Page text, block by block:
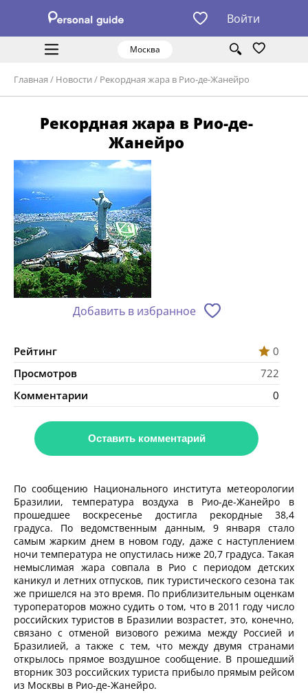
Войти
Москва
Главная / Новости / Рекордная жара в Рио-де-Жанейро
Рекордная жара в Рио-де-
Жанейро
Добавить в избранное
Рейтинг
0
Просмотров
722
Комментарии
0
Оставить комментарий
По сообщению Национального института метеорологии
Бразилии, температура воздуха в Рио-де-Жанейро в
прошедшее воскресенье достигла рекордные 38,4
градуса. По ведомственным данным, 9 января стало
самым жарким днем в новом году, даже с наступлением
ночи температура не опустилась ниже 20,7 градуса. Такая
немыслимая жара совпала в Рио с периодом детских
каникул и летних отпусков, пик туристического сезона так
же пришелся на это время. По приблизительным оценкам
туроператоров можно судить о том, что в 2011 году число
российских туристов в Бразилии возрастет, это, конечно,
связано с отменой визового режима между Россией и
Бразилией, а также с тем, что между двумя странами
открылось прямое воздушное сообщение. В прошедший
вторник 303 российских туриста прибыло прямым рейсом
из Москвы в Рио-де-Жанейро.